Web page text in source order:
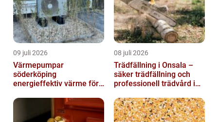
09 juli 2026
Värmepumpar
söderköping
energieffektiv värme för
08 juli 2026
Trädfällning i Onsala –
säker trädfällning och
professionell trädvård i